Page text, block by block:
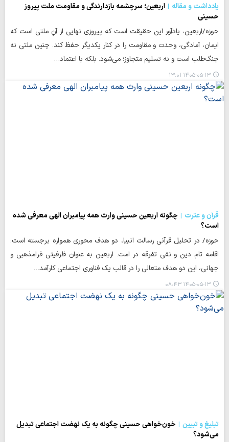
یادداشت و مقاله
اربعین؛ سرچشمه بازدارندگی و مقاومت ملت پیروز
حسینی
حوزه/اربعین، یادآور این حقیقت است که پیروزی نهایی از آنِ ملتی است که
ایمان، آمادگی، وحدت و مقاومت را در کنار یکدیگر حفظ کند. چنین ملتی نه
جنگ‌طلب است و نه تسلیم متجاوز؛ می‌شود. بلکه با اعتماد…
۱۴۰۵-۰۵-۱۳ ۱۳:۰۱
قرآن و عترت
چگونه اربعین حسینی وارث همه پیامبران الهی معرفی شده
است؟
حوزه/ در تحلیل قرآنی رسالت انبیا، دو هدف محوری همواره برجسته است:
اقامه تام دین و نفی تفرقه در امت. اربعین به عنوان ظرفیتی فرامذهبی و
جهانی، این دو هدف متعالی را در قالب یک فناوری اجتماعی کارآمد…
۱۴۰۵-۰۵-۱۳ ۰۸:۴۳
تبلیغ و تبیین
خون‌خواهی حسینی چگونه به یک نهضت اجتماعی تبدیل
می‌شود؟